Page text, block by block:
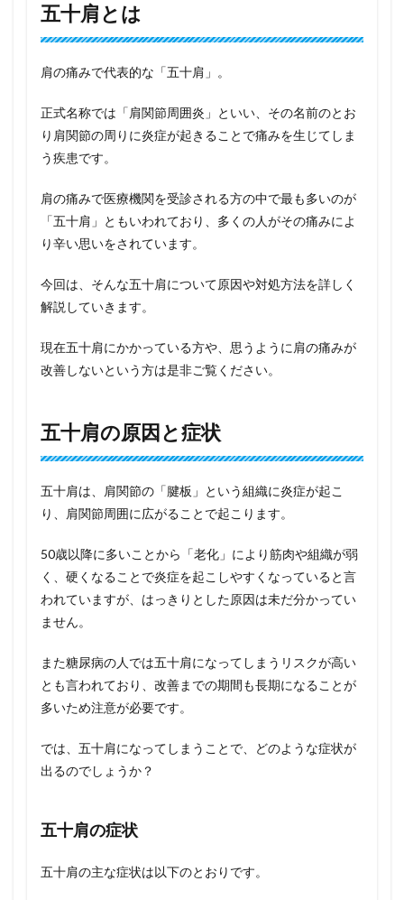
五十肩とは
肩の痛みで代表的な「五十肩」。
正式名称では「肩関節周囲炎」といい、その名前のとお
り肩関節の周りに炎症が起きることで痛みを生じてしま
う疾患です。
肩の痛みで医療機関を受診される方の中で最も多いのが
「五十肩」ともいわれており、多くの人がその痛みによ
り辛い思いをされています。
今回は、そんな五十肩について原因や対処方法を詳しく
解説していきます。
現在五十肩にかかっている方や、思うように肩の痛みが
改善しないという方は是非ご覧ください。
五十肩の原因と症状
五十肩は、肩関節の「腱板」という組織に炎症が起こ
り、肩関節周囲に広がることで起こります。
50歳以降に多いことから「老化」により筋肉や組織が弱
く、硬くなることで炎症を起こしやすくなっていると言
われていますが、はっきりとした原因は未だ分かってい
ません。
また糖尿病の人では五十肩になってしまうリスクが高い
とも言われており、改善までの期間も長期になることが
多いため注意が必要です。
では、五十肩になってしまうことで、どのような症状が
出るのでしょうか？
五十肩の症状
五十肩の主な症状は以下のとおりです。